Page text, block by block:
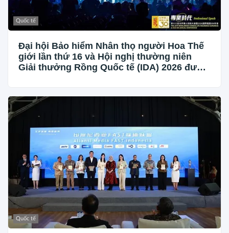
Quốc tế
Đại hội Bảo hiểm Nhân thọ người Hoa Thế
giới lần thứ 16 và Hội nghị thường niên
Giải thưởng Rồng Quốc tế (IDA) 2026 được
Quốc tế